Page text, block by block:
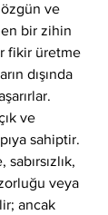
ve
bir zihin
fikir üretme
dışında
ve
sahiptir.
veya
ancak